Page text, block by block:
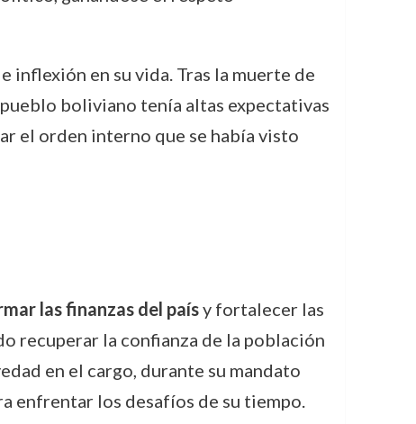
inflexión en su vida. Tras la muerte de
boliviano tenía altas expectativas
el orden interno que se había visto
las finanzas del paísy fortalecer las
recuperar la confianza de la población
en el cargo, durante su mandato
enfrentar los desafíos de su tiempo.